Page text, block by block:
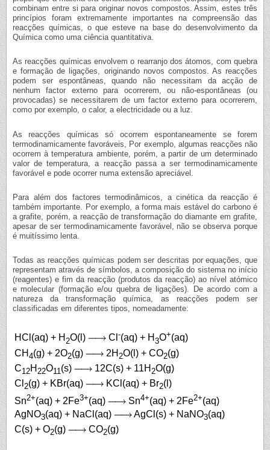
combinam entre si para originar novos compostos. Assim, estes três
princípios foram extremamente importantes na compreensão das
reacções químicas, o que esteve na base do desenvolvimento da
Química como uma ciência quantitativa.
As reacções químicas envolvem o rearranjo dos átomos, com quebra
e formação de ligações, originando novos compostos. As reacções
podem ser espontâneas, quando não necessitam da acção de
nenhum factor externo para ocorrerem, ou não-espontâneas (ou
provocadas) se necessitarem de um factor externo para ocorrerem,
como por exemplo, o calor, a electricidade ou a luz.
As reacções químicas só ocorrem espontaneamente se forem
termodinamicamente favoráveis, Por exemplo, algumas reacções não
ocorrem à temperatura ambiente, porém, a partir de um determinado
valor de temperatura, a reacção passa a ser termodinamicamente
favorável e pode ocorrer numa extensão apreciável.
Para além dos factores termodinâmicos, a cinética da reacção é
também importante. Por exemplo, a forma mais estável do carbono é
a grafite, porém, a reacção de transformação do diamante em grafite,
apesar de ser termodinamicamente favorável, não se observa porque
é muitíssimo lenta.
Todas as reacções químicas podem ser descritas por equações, que
representam através de símbolos, a composição do sistema no início
(reagentes) e fim da reacção (produtos da reacção) ao nível atómico
e molecular (formação e/ou quebra de ligações). De acordo com a
natureza da transformação química, as reacções podem ser
classificadas em diferentes tipos, nomeadamente:
HCl(aq) + H 2O(l) Cl -(aq) + H 3O+(aq)
CH 4(g) + 2O2(g) 2H 2O(l) + CO2(g)
C12H 22O11(s) 12C(s) + 11H 2O(g)
Cl 2(g) + KBr(aq) KCl(aq) + Br2(l)
Sn2+(aq) + 2Fe3+(aq) Sn4+(aq) + 2Fe2+(aq)
AgNO3(aq) + NaCl(aq) AgCl(s) + NaNO3(aq)
C(s) + O2(g) CO2(g)